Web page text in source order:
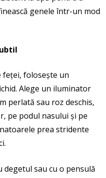
genele într-un mod
feței, folosește un
Alege un iluminator
perlată sau roz deschis,
pe podul nasului și pe
prea stridente
sau cu o pensulă